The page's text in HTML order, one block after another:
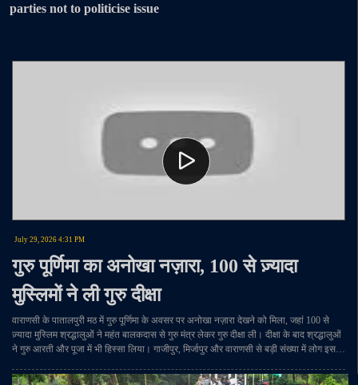
parties not to politicise issue
July 29, 2026 4:31 PM
गुरु पूर्णिमा का अनोखा नज़ारा, 100 से ज़्यादा
मुस्लिमों ने ली गुरु दीक्षा
वाराणसी के पातालपुरी मठ में गुरु पूर्णिमा के अवसर पर अनोखा नज़ारा देखने को मिला, जहां 100 से
ज़्यादा मुस्लिम श्रद्धालुओं ने महंत बालकदास से गुरु मंत्र लेकर गुरु दीक्षा ली। दीक्षा के बाद श्रद्धालुओं
ने गुरु आरती और पूजा में भी हिस्सा लिया। गाजीपुर, मिर्जापुर और वाराणसी से बड़ी संख्या में लोग इस
#Varanasi #GuruDiksha #PatalpuriMath #MahantBalakdas #ReligiousHarmony